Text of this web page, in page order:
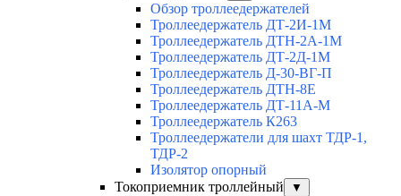
Обзор троллеедержателей
Троллеедержатель ДТ-2И-1М
Троллеедержатель ДТН-2А-1М
Троллеедержатель ДТ-2Д-1М
Троллеедержатель Д-30-ВГ-П
Троллеедержатель ДТН-8Е
Троллеедержатель ДТ-11А-М
Троллеедержатель К263
Троллеедержатели для шахт ТДР-1,
ТДР-2
Изолятор опорный
Токоприемник троллейный
▼